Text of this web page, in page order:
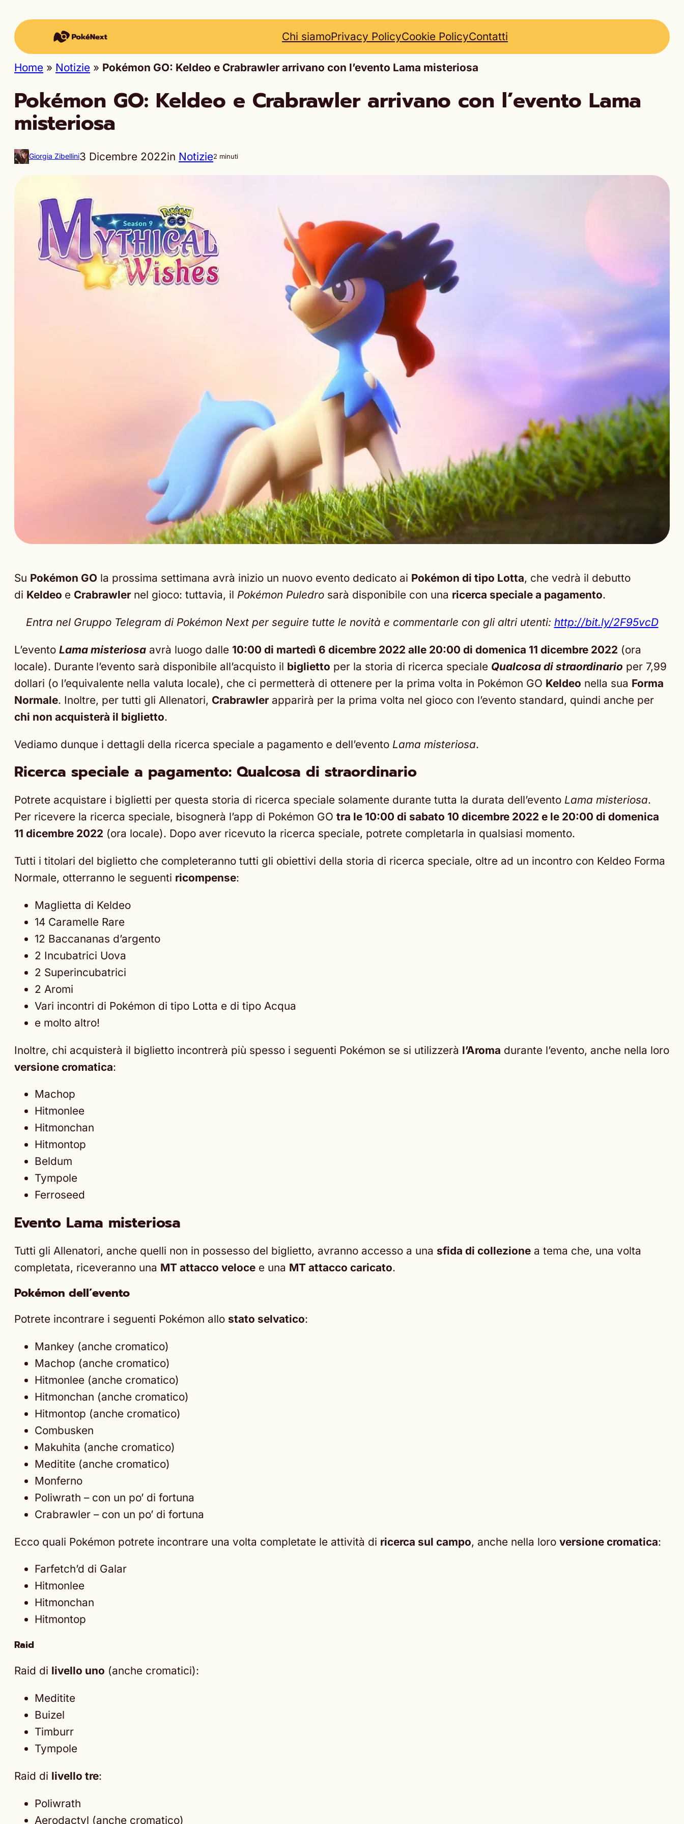
Chi siamoPrivacy PolicyCookie PolicyContatti
Home » Notizie » Pokémon GO: Keldeo e Crabrawler arrivano con l’evento Lama misteriosa
Pokémon GO: Keldeo e Crabrawler arrivano con l’evento Lama
misteriosa
Giorgia Zibellini3 Dicembre 2022in Notizie2 minuti
Su Pokémon GO la prossima settimana avrà inizio un nuovo evento dedicato ai Pokémon di tipo Lotta, che vedrà il debutto
di Keldeo e Crabrawler nel gioco: tuttavia, il Pokémon Puledro sarà disponibile con una ricerca speciale a pagamento.
Entra nel Gruppo Telegram di Pokémon Next per seguire tutte le novità e commentarle con gli altri utenti: http://bit.ly/2F95vcD
L’evento Lama misteriosa avrà luogo dalle 10:00 di martedì 6 dicembre 2022 alle 20:00 di domenica 11 dicembre 2022 (ora
locale). Durante l’evento sarà disponibile all’acquisto il biglietto per la storia di ricerca speciale Qualcosa di straordinario per 7,99
dollari (o l’equivalente nella valuta locale), che ci permetterà di ottenere per la prima volta in Pokémon GO Keldeo nella sua Forma
Normale. Inoltre, per tutti gli Allenatori, Crabrawler apparirà per la prima volta nel gioco con l’evento standard, quindi anche per
chi non acquisterà il biglietto.
Vediamo dunque i dettagli della ricerca speciale a pagamento e dell’evento Lama misteriosa.
Ricerca speciale a pagamento: Qualcosa di straordinario
Potrete acquistare i biglietti per questa storia di ricerca speciale solamente durante tutta la durata dell’evento Lama misteriosa.
Per ricevere la ricerca speciale, bisognerà l’app di Pokémon GO tra le 10:00 di sabato 10 dicembre 2022 e le 20:00 di domenica
11 dicembre 2022 (ora locale). Dopo aver ricevuto la ricerca speciale, potrete completarla in qualsiasi momento.
Tutti i titolari del biglietto che completeranno tutti gli obiettivi della storia di ricerca speciale, oltre ad un incontro con Keldeo Forma
Normale, otterranno le seguenti ricompense:
Maglietta di Keldeo
14 Caramelle Rare
12 Baccananas d’argento
2 Incubatrici Uova
2 Superincubatrici
2 Aromi
Vari incontri di Pokémon di tipo Lotta e di tipo Acqua
e molto altro!
Inoltre, chi acquisterà il biglietto incontrerà più spesso i seguenti Pokémon se si utilizzerà l’Aroma durante l’evento, anche nella loro
versione cromatica:
Machop
Hitmonlee
Hitmonchan
Hitmontop
Beldum
Tympole
Ferroseed
Evento Lama misteriosa
Tutti gli Allenatori, anche quelli non in possesso del biglietto, avranno accesso a una sfida di collezione a tema che, una volta
completata, riceveranno una MT attacco veloce e una MT attacco caricato.
Pokémon dell’evento
Potrete incontrare i seguenti Pokémon allo stato selvatico:
Mankey (anche cromatico)
Machop (anche cromatico)
Hitmonlee (anche cromatico)
Hitmonchan (anche cromatico)
Hitmontop (anche cromatico)
Combusken
Makuhita (anche cromatico)
Meditite (anche cromatico)
Monferno
Poliwrath – con un po’ di fortuna
Crabrawler – con un po’ di fortuna
Ecco quali Pokémon potrete incontrare una volta completate le attività di ricerca sul campo, anche nella loro versione cromatica:
Farfetch’d di Galar
Hitmonlee
Hitmonchan
Hitmontop
Raid
Raid di livello uno (anche cromatici):
Meditite
Buizel
Timburr
Tympole
Raid di livello tre:
Poliwrath
Aerodactyl (anche cromatico)